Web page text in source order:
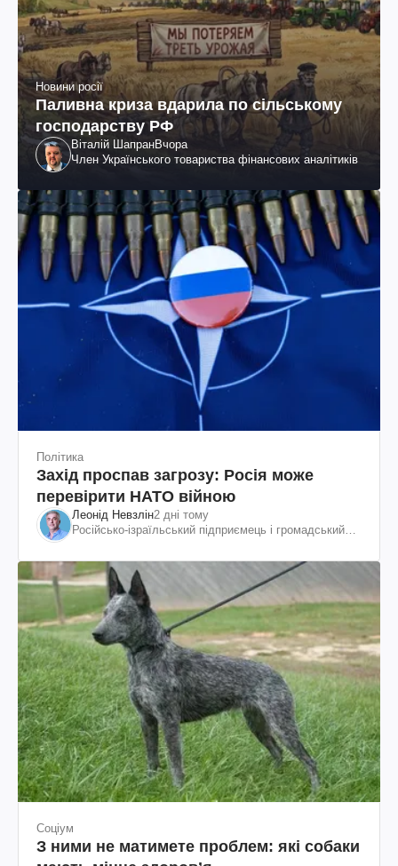
Новини росії
Паливна криза вдарила по сільському
господарству РФ
Віталій ШапранВчора
Член Українського товариства фінансових аналітиків
Політика
Захід проспав загрозу: Росія може
перевірити НАТО війною
Леонід Невзлін2 дні тому
Російсько-ізраїльський підприємець і громадський
Соціум
З ними не матимете проблем: які собаки